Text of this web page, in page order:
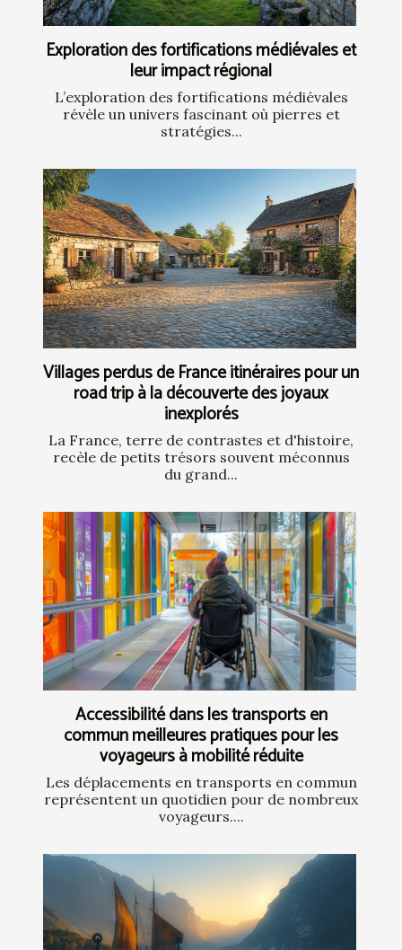
Exploration des fortifications médiévales et
leur impact régional
L’exploration des fortifications médiévales
révèle un univers fascinant où pierres et
stratégies...
Villages perdus de France itinéraires pour un
road trip à la découverte des joyaux
inexplorés
La France, terre de contrastes et d'histoire,
recèle de petits trésors souvent méconnus
du grand...
Accessibilité dans les transports en
commun meilleures pratiques pour les
voyageurs à mobilité réduite
Les déplacements en transports en commun
représentent un quotidien pour de nombreux
voyageurs....